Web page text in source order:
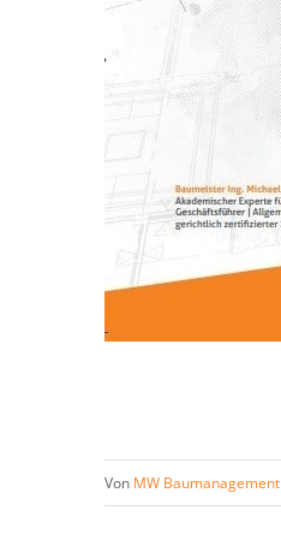
Von MW Baumanagement